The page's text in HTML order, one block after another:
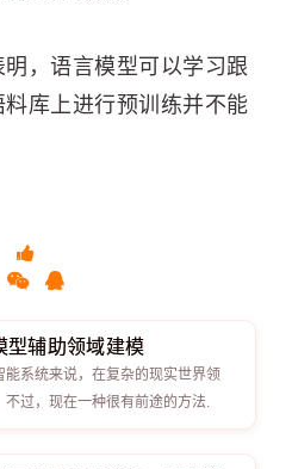
，语言模型可以学习跟
库上进行预训练并不能
型辅助领域建模
能系统来说，在复杂的现实世界领
过，现在一种很有前途的方法.